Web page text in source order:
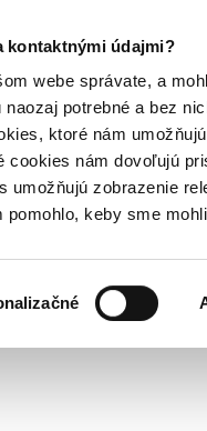
kontaktnými údajmi?
webe správate, a
potrebné a bez
ktoré nám
nám dovoľujú
umožňujú zobrazenie
keby sme